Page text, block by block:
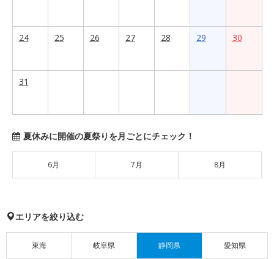
24 25 26 27 28 29 30
31
夏休みに開催の夏祭りを月ごとにチェック！
6月 7月 8月
エリアを絞り込む
東海 岐阜県 静岡県 愛知県